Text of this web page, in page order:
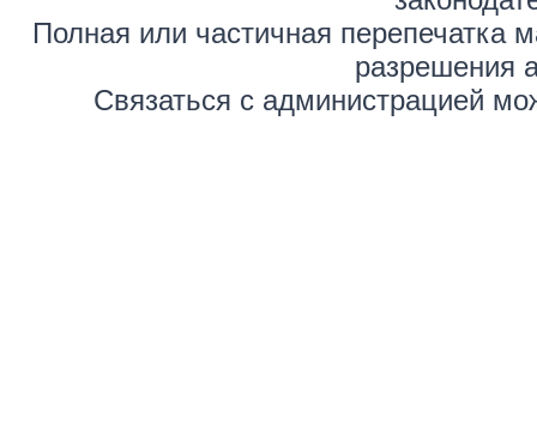
Полная или частичная перепечатка
разрешения
Связаться с администрацией